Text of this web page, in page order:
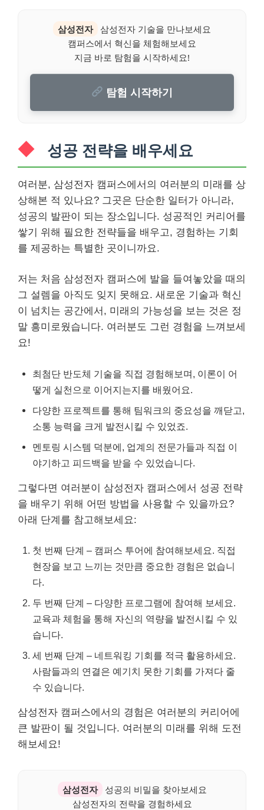
삼성전자 삼성전자 기술을 만나보세요
캠퍼스에서 혁신을 체험해보세요
지금 바로 탐험을 시작하세요!
탐험 시작하기
성공 전략을 배우세요
여러분, 삼성전자 캠퍼스에서의 여러분의 미래를 상
상해본 적 있나요? 그곳은 단순한 일터가 아니라,
성공의 발판이 되는 장소입니다. 성공적인 커리어를
쌓기 위해 필요한 전략들을 배우고, 경험하는 기회
를 제공하는 특별한 곳이니까요.
저는 처음 삼성전자 캠퍼스에 발을 들여놓았을 때의
그 설렘을 아직도 잊지 못해요. 새로운 기술과 혁신
이 넘치는 공간에서, 미래의 가능성을 보는 것은 정
말 흥미로웠습니다. 여러분도 그런 경험을 느껴보세
요!
최첨단 반도체 기술을 직접 경험해보며, 이론이 어
떻게 실천으로 이어지는지를 배웠어요.
다양한 프로젝트를 통해 팀워크의 중요성을 깨닫고,
소통 능력을 크게 발전시킬 수 있었죠.
멘토링 시스템 덕분에, 업계의 전문가들과 직접 이
야기하고 피드백을 받을 수 있었습니다.
그렇다면 여러분이 삼성전자 캠퍼스에서 성공 전략
을 배우기 위해 어떤 방법을 사용할 수 있을까요?
아래 단계를 참고해보세요:
첫 번째 단계 – 캠퍼스 투어에 참여해보세요. 직접
현장을 보고 느끼는 것만큼 중요한 경험은 없습니
다.
두 번째 단계 – 다양한 프로그램에 참여해 보세요.
교육과 체험을 통해 자신의 역량을 발전시킬 수 있
습니다.
세 번째 단계 – 네트워킹 기회를 적극 활용하세요.
사람들과의 연결은 예기치 못한 기회를 가져다 줄
수 있습니다.
삼성전자 캠퍼스에서의 경험은 여러분의 커리어에
큰 발판이 될 것입니다. 여러분의 미래를 위해 도전
해보세요!
삼성전자
성공의 비밀을 찾아보세요
삼성전자의 전략을 경험하세요